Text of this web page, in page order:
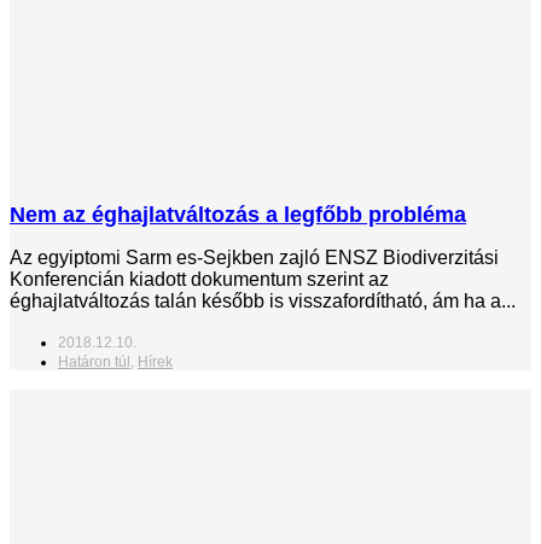
Nem az éghajlatváltozás a legfőbb probléma
Az egyiptomi Sarm es-Sejkben zajló ENSZ Biodiverzitási
Konferencián kiadott dokumentum szerint az
éghajlatváltozás talán később is visszafordítható, ám ha a...
2018.12.10.
Határon túl Hírek